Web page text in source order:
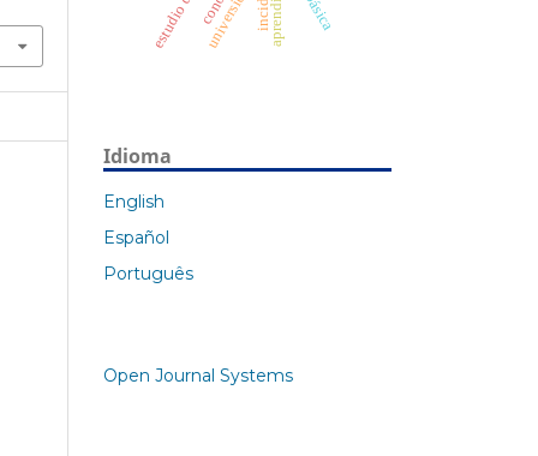
Idioma
English
Español
Português
Open Journal Systems